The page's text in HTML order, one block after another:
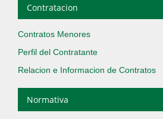
Contratacion
Contratos Menores
Perfil del Contratante
Relacion e Informacion de Contratos
Normativa